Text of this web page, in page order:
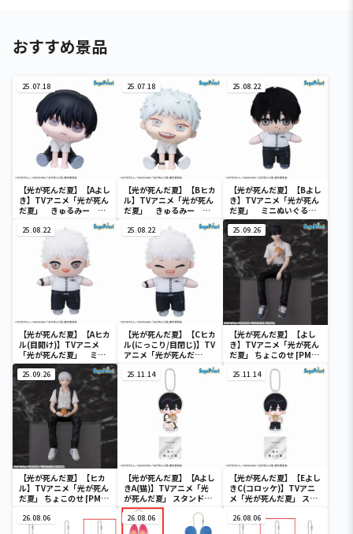
おすすめ景品
25.07.18
【光が死んだ夏】【Aよし
き】TVアニメ「光が死ん
だ夏」 きゅるみー ミ
ニフィギュア“よしき＆ヒ
カル”（EX）
25.07.18
【光が死んだ夏】【Bヒカ
ル】TVアニメ「光が死ん
だ夏」 きゅるみー ミ
ニフィギュア“よしき＆ヒ
カル”（EX）
25.08.22
【光が死んだ夏】【Bよし
き】TVアニメ「光が死ん
だ夏」 ミニぬいぐるみ
（EX）
25.08.22
【光が死んだ夏】【Aヒカ
ル(目開け)】TVアニメ
「光が死んだ夏」 ミニ
ぬいぐるみ（EX）
25.08.22
【光が死んだ夏】【Cヒカ
ル(にっこり/目閉じ)】TV
アニメ「光が死んだ
（EX）
25.09.26
【光が死んだ夏】【よし
き】TVアニメ「光が死ん
だ夏」 ちょこのせ [PM]
25.09.26
【光が死んだ夏】【ヒカ
ル】TVアニメ「光が死ん
だ夏」 ちょこのせ [PM]
25.11.14
【光が死んだ夏】【Aよし
きA(猫)】TVアニメ「光
が死んだ夏」 スタンド付
アクリルキーチェーン
（EX）
25.11.14
【光が死んだ夏】【Eよし
きC(コロッケ)】TVアニ
メ「光が死んだ夏」 スタ
ーン（EX）
26.08.06 26.08.06 26.08.06